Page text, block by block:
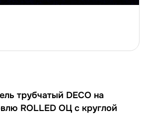
трубчатый DECO на
ROLLED ОЦ с круглой